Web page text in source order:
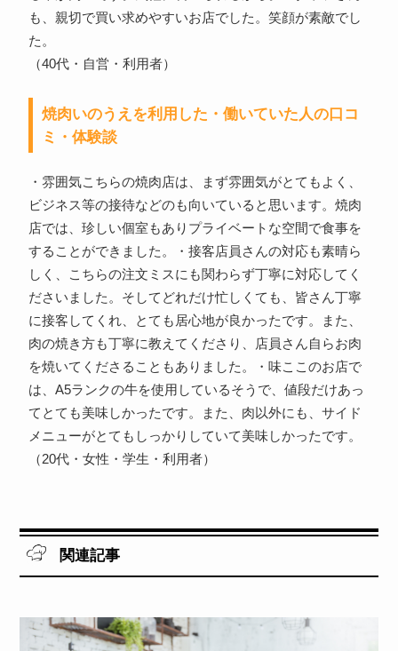
も、親切で買い求めやすいお店でした。笑顔が素敵でし
た。
（40代・自営・利用者）
焼肉いのうえを利用した・働いていた人の口コ
ミ・体験談
・雰囲気こちらの焼肉店は、まず雰囲気がとてもよく、
ビジネス等の接待などのも向いていると思います。焼肉
店では、珍しい個室もありプライベートな空間で食事を
することができました。・接客店員さんの対応も素晴ら
しく、こちらの注文ミスにも関わらず丁寧に対応してく
ださいました。そしてどれだけ忙しくても、皆さん丁寧
に接客してくれ、とても居心地が良かったです。また、
肉の焼き方も丁寧に教えてくださり、店員さん自らお肉
を焼いてくださることもありました。・味ここのお店で
は、A5ランクの牛を使用しているそうで、値段だけあっ
てとても美味しかったです。また、肉以外にも、サイド
メニューがとてもしっかりしていて美味しかったです。
（20代・女性・学生・利用者）
関連記事